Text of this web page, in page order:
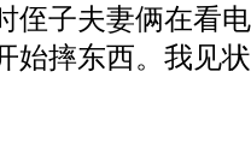
侄子夫妻俩在看
始摔东西。我见